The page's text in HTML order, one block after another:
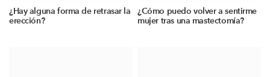
¿Hay alguna forma de retrasar la
erección?
¿Cómo puedo volver a sentirme
mujer tras una mastectomía?